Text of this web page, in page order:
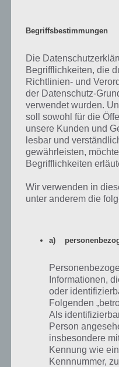
behandelt werden.
Später schaltest du die
verkaufe hier Produkte. Du
verkaufen. Wird dein
übernimmt dies die KI und du
Tipps zum
Begriffsbestimmungen
Die
Begrifflichkeiten, die
Richtlinien- und
der Datenschutz-
verwendet wurden.
soll sowohl für die
unsere Kunden und
lesbar und
gewährleisten,
Begrifflichkeiten
Wir verwenden in
unter anderem die
a)
Informationen,
oder
Folgenden
Als
Person
insbesondere
Kennung wie
Kennnummer,